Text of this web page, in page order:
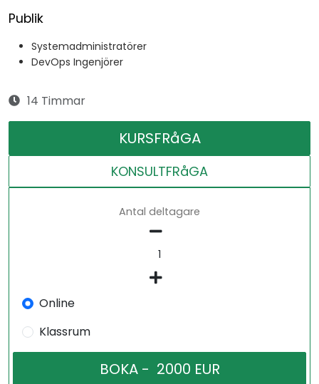
Publik
Systemadministratörer
DevOps Ingenjörer
14 Timmar
KURSFRåGA
KONSULTFRåGA
Antal deltagare
Online
Klassrum